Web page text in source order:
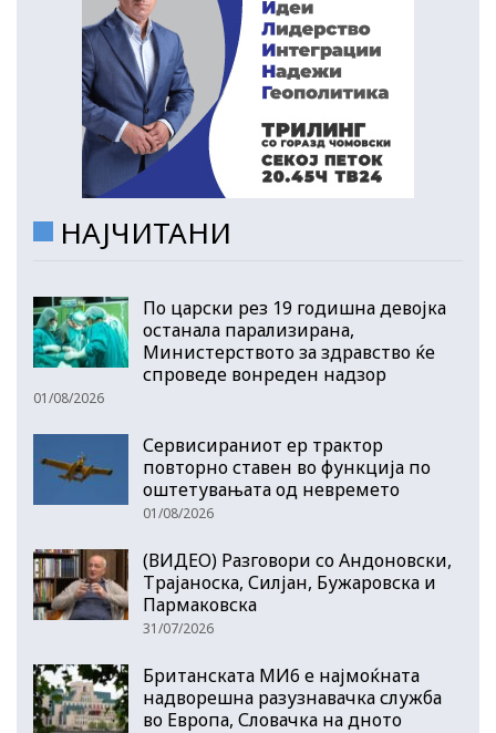
НАЈЧИТАНИ
По царски рез 19 годишна девојка
останала парализирана,
Министерството за здравство ќе
спроведе вонреден надзор
01/08/2026
Сервисираниот ер трактор
повторно ставен во функција по
оштетувањата од невремето
01/08/2026
(ВИДЕО) Разговори со Андоновски,
Трајаноска, Силјан, Бужаровска и
Пармаковска
31/07/2026
Британската МИ6 е најмоќната
надворешна разузнавачка служба
во Европа, Словачка на дното